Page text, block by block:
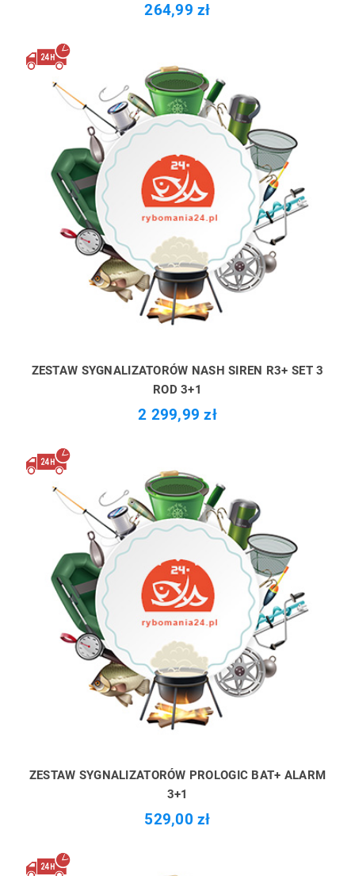
264,99 zł
ZESTAW SYGNALIZATORÓW NASH SIREN R3+ SET 3
ROD 3+1
2 299,99 zł
ZESTAW SYGNALIZATORÓW PROLOGIC BAT+ ALARM
3+1
529,00 zł